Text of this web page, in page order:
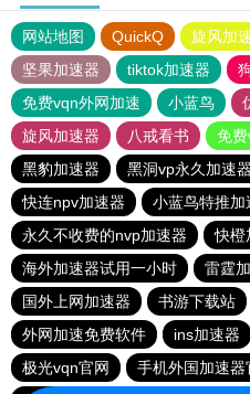
网站地图 QuickQ 旋风加
坚果加速器
tiktok加速器
免费vqn外网加速
小蓝鸟
旋风加速器
八戒看书
免
黑豹加速器
黑洞vp永久加速器
快连npv加速器
小蓝鸟特推加
永久不收费的nvp加速器
快橙
海外加速器试用一小时
雷霆
国外上网加速器
书游下载站
外网加速免费软件
ins加速器
极光vqn官网
手机外国加速器